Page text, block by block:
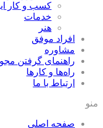
كسب و كار
خدمات
هنر
افراد موفق
مشاوره
راهنمای گرفتن
راه‌ها و كارها
ارتباط با ما
منو
صفحه اصلی